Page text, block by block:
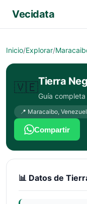
Vecidata
Inicio/Explorar/
🇻🇪Tierra
Guía
📍 Maracaibo,
Compartir
📊 Datos de